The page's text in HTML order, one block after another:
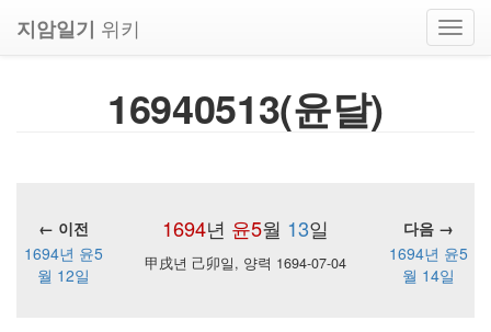
지암일기 위키
16940513(윤달)
1694년 윤5월 13일
← 이전
다음 →
1694년 윤5
월 12일
甲戌년 己卯일, 양력 1694-07-04
1694년 윤5
월 14일